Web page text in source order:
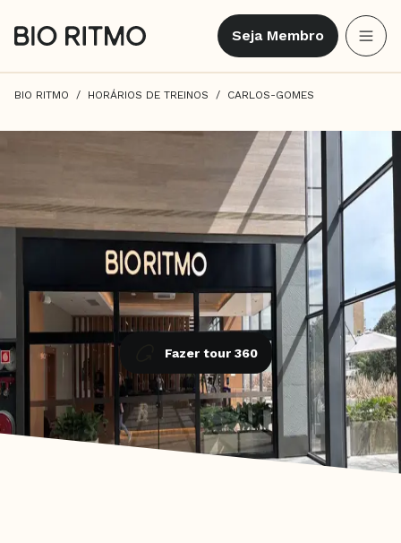
Seja Membro
BIO RITMO HORÁRIOS DE TREINOS CARLOS-GOMES
Fazer tour 360